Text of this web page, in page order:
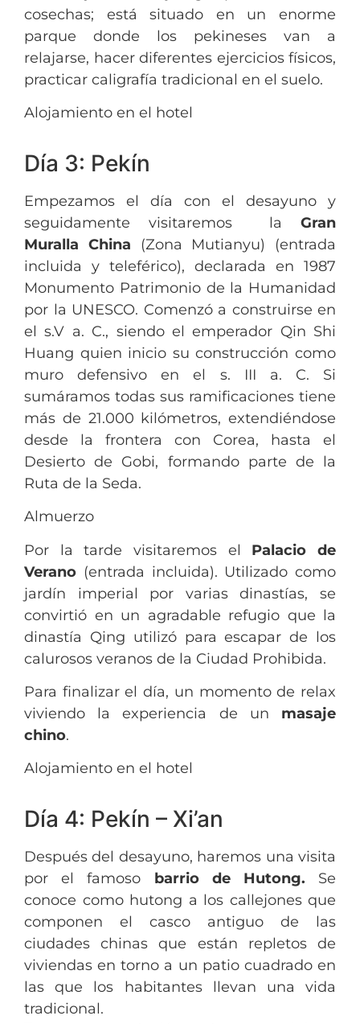
cosechas; está situado en un enorme
parque donde los pekineses van a
relajarse, hacer diferentes ejercicios físicos,
practicar caligrafía tradicional en el suelo.
Alojamiento en el hotel
Día 3: Pekín
Empezamos el día con el desayuno y
seguidamente visitaremos la Gran
Muralla China (Zona Mutianyu) (entrada
incluida y teleférico), declarada en 1987
Monumento Patrimonio de la Humanidad
por la UNESCO. Comenzó a construirse en
el s.V a. C., siendo el emperador Qin Shi
Huang quien inicio su construcción como
muro defensivo en el s. III a. C. Si
sumáramos todas sus ramificaciones tiene
más de 21.000 kilómetros, extendiéndose
desde la frontera con Corea, hasta el
Desierto de Gobi, formando parte de la
Ruta de la Seda.
Almuerzo
Por la tarde visitaremos el Palacio de
Verano (entrada incluida). Utilizado como
jardín imperial por varias dinastías, se
convirtió en un agradable refugio que la
dinastía Qing utilizó para escapar de los
calurosos veranos de la Ciudad Prohibida.
Para finalizar el día, un momento de relax
viviendo la experiencia de un masaje
chino.
Alojamiento en el hotel
Día 4: Pekín – Xi’an
Después del desayuno, haremos una visita
por el famoso barrio de Hutong. Se
conoce como hutong a los callejones que
componen el casco antiguo de las
ciudades chinas que están repletos de
viviendas en torno a un patio cuadrado en
las que los habitantes llevan una vida
tradicional.